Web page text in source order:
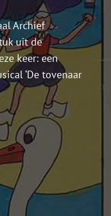
Archief
uit de
keer: een
‘De tovenaar